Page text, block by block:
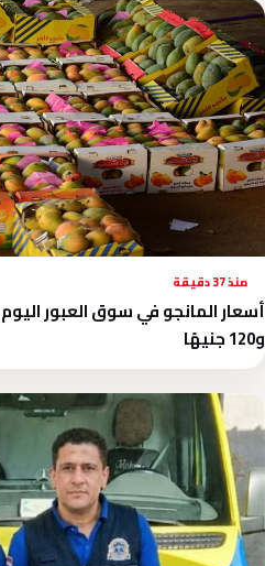
منذ 37 دقيقة
و120 جنيهًا